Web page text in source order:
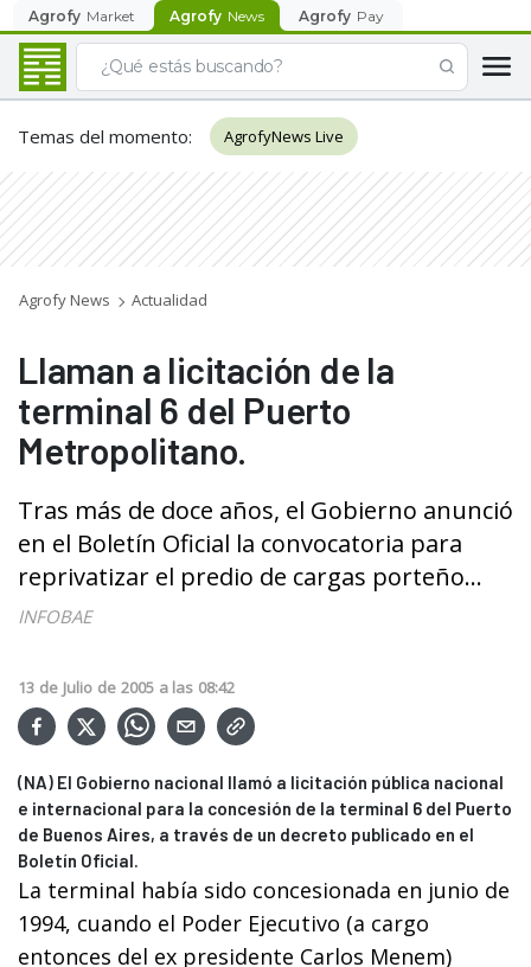
Agrofy Market Agrofy News Agrofy Pay
Temas del momento: AgrofyNews Live
Agrofy News Actualidad
Llaman a licitación de la
terminal 6 del Puerto
Metropolitano.
Tras más de doce años, el Gobierno anunció
en el Boletín Oficial la convocatoria para
reprivatizar el predio de cargas porteño...
INFOBAE
13 de Julio de 2005 a las 08:42
(NA) El Gobierno nacional llamó a licitación pública nacional
e internacional para la concesión de la terminal 6 del Puerto
de Buenos Aires, a través de un decreto publicado en el
Boletín Oficial.
La terminal había sido concesionada en junio de
1994, cuando el Poder Ejecutivo (a cargo
entonces del ex presidente Carlos Menem)